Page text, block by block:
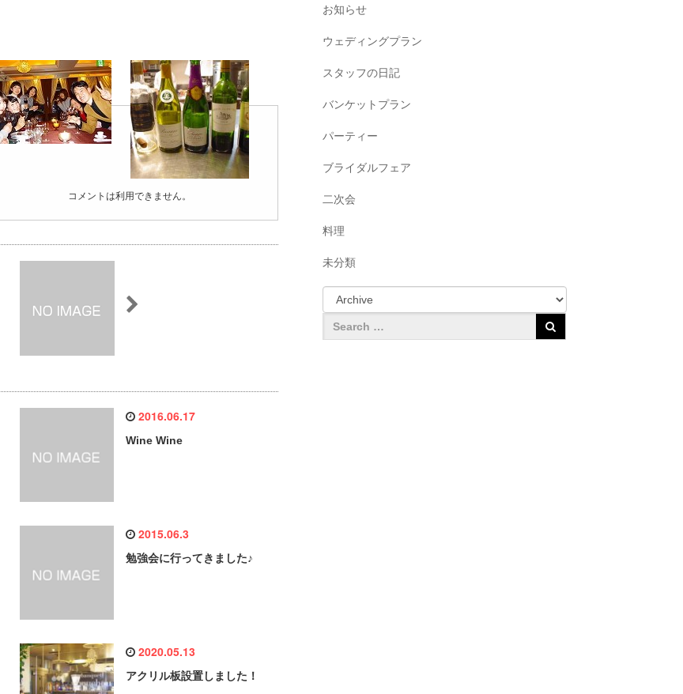
コメントは利用できません。
2016.06.17
Wine Wine
2015.06.3
勉強会に行ってきました♪
2020.05.13
アクリル板設置しました！
お知らせ
ウェディングプラン
スタッフの日記
バンケットプラン
パーティー
ブライダルフェア
二次会
料理
未分類